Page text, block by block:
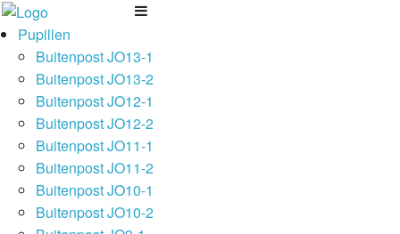
Pupillen
Buitenpost JO13-1
Buitenpost JO13-2
Buitenpost JO12-1
Buitenpost JO12-2
Buitenpost JO11-1
Buitenpost JO11-2
Buitenpost JO10-1
Buitenpost JO10-2